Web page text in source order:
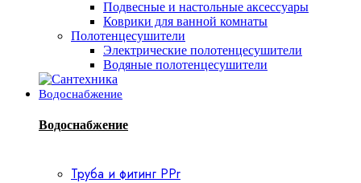
Подвесные и настольные аксессуары
Коврики для ванной комнаты
Полотенцесушители
Электрические полотенцесушители
Водяные полотенцесушители
Водоснабжение
Водоснабжение
Труба и фитинг PPr